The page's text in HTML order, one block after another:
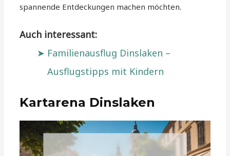
spannende Entdeckungen machen möchten.
Auch interessant:
Familienausflug Dinslaken –
Ausflugstipps mit Kindern
Kartarena Dinslaken